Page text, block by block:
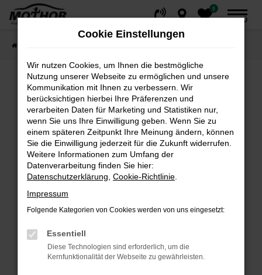
Zum
0
MENÜ
Fehler: Network Error
Beim Laden ist ein Fehler aufgetreten.
Hier sind ein paar Tipps, die dir helfen können:
Überprüfe deine Firewall und deine
Internetverbindung.
Suchmaschine?
Manche Erweiterungen, wie Werbeblocker,
können das Laden bestimmter Seiten
verhindern. Funktioniert die Seite in einem
Cookie Einstellungen
Wir nutzen Cookies, um Ihnen die bestmögliche
Nutzung unserer Webseite zu ermöglichen und unsere
Kommunikation mit Ihnen zu verbessern. Wir
berücksichtigen hierbei Ihre Präferenzen und
verarbeiten Daten für Marketing und Statistiken nur,
wenn Sie uns Ihre Einwilligung geben. Wenn Sie zu
einem späteren Zeitpunkt Ihre Meinung ändern, können
Sie die Einwilligung jederzeit für die Zukunft widerrufen.
Weitere Informationen zum Umfang der
Datenverarbeitung finden Sie hier:
Datenschutzerklärung Cookie-Richtlinie
Impressum
Folgende Kategorien von Cookies werden von uns eingesetzt:
Essentiell
Diese Technologien sind erforderlich, um die
Kernfunktionalität der Webseite zu gewährleisten.